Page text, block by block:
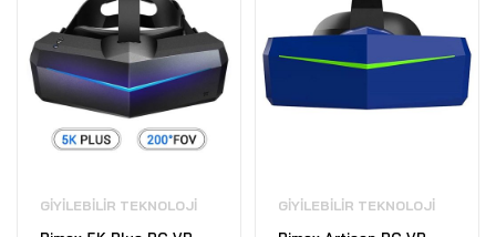
GIYILEBILIR TEKNOLOJI GIYILEBILIR TEKNOLOJI